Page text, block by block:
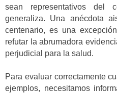
sean representativos del
generaliza. Una anécdota
centenario, es una
refutar la abrumadora
perjudicial para la salud.
Para evaluar correctamente
ejemplos, necesitamos